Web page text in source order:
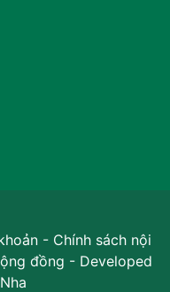
- Chính sách nội
đồng - Developed